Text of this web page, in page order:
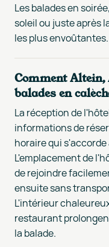
Les balades en
soleil ou juste après
les plus envoûtantes.
Comment
balades en
La réception de
informations de
horaire qui
L'emplacement de
de rejoindre
ensuite sans
L'intérieur
restaurant
la balade.